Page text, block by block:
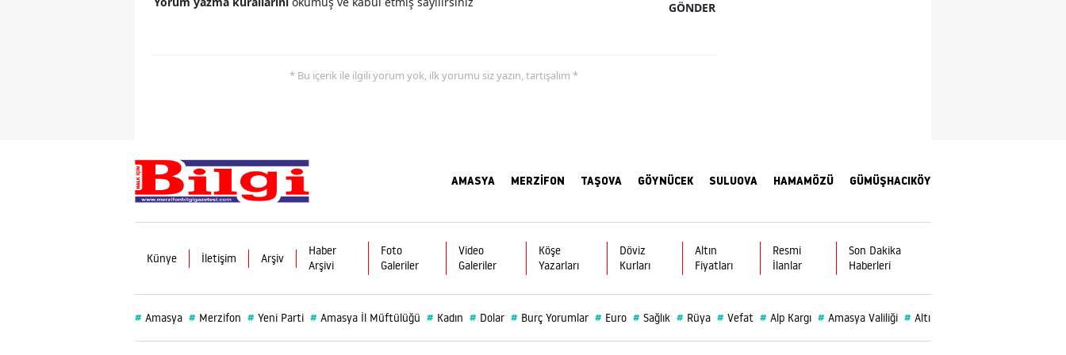
GÖNDER
* Bu içerik ile ilgili yorum yok, ilk yorumu siz yazın, tartışalım *
AMASYA MERZİFON TAŞOVA GÖYNÜCEK SULUOVA HAMAMÖZÜ GÜMÜŞHACIKÖY
Künye İletişim Arşiv
Haber
Arşivi
Foto
Galeriler
Video
Galeriler
Köşe
Yazarları
Döviz
Kurları
Altın
Fiyatları
Resmi
İlanlar
Son Dakika
Haberleri
# Amasya # Merzifon # Yeni Parti # Amasya İl Müftülüğü # Kadın # Dolar # Burç Yorumlar # Euro # Sağlık # Rüya # Vefat # Alp Kargı # Amasya Valiliği # Altın